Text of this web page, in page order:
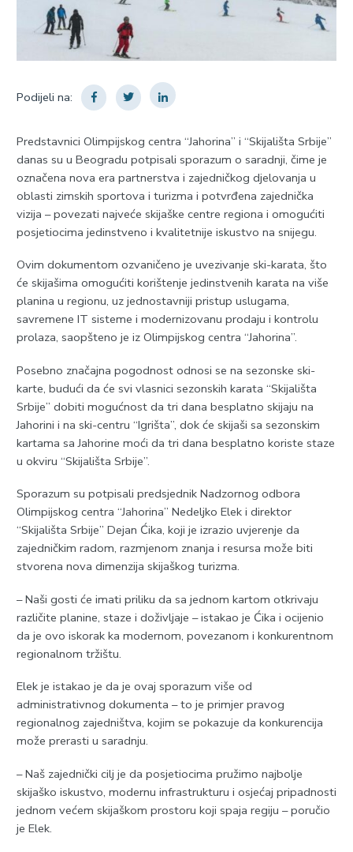
Podijeli na:
Predstavnici Olimpijskog centra “Јahorina” i “Skijališta Srbije”
danas su u Beogradu potpisali sporazum o saradnji, čime je
označena nova era partnerstva i zajedničkog djelovanja u
oblasti zimskih sportova i turizma i potvrđena zajednička
vizija – povezati najveće skijaške centre regiona i omogućiti
posjetiocima jedinstveno i kvalitetnije iskustvo na snijegu.
Ovim dokumentom ozvaničeno je uvezivanje ski-karata, što
će skijašima omogućiti korištenje jedinstvenih karata na više
planina u regionu, uz jednostavniji pristup uslugama,
savremene IT sisteme i modernizovanu prodaju i kontrolu
prolaza, saopšteno je iz Olimpijskog centra “Јahorina”.
Posebno značajna pogodnost odnosi se na sezonske ski-
karte, budući da će svi vlasnici sezonskih karata “Skijališta
Srbije” dobiti mogućnost da tri dana besplatno skijaju na
Јahorini i na ski-centru “Igrišta”, dok će skijaši sa sezonskim
kartama sa Јahorine moći da tri dana besplatno koriste staze
u okviru “Skijališta Srbije”.
Sporazum su potpisali predsjednik Nadzornog odbora
Olimpijskog centra “Јahorina” Nedeljko Elek i direktor
“Skijališta Srbije” Dejan Ćika, koji je izrazio uvjerenje da
zajedničkim radom, razmjenom znanja i resursa može biti
stvorena nova dimenzija skijaškog turizma.
– Naši gosti će imati priliku da sa jednom kartom otkrivaju
različite planine, staze i doživljaje – istakao je Ćika i ocijenio
da je ovo iskorak ka modernom, povezanom i konkurentnom
regionalnom tržištu.
Elek je istakao je da je ovaj sporazum više od
administrativnog dokumenta – to je primjer pravog
regionalnog zajedništva, kojim se pokazuje da konkurencija
može prerasti u saradnju.
– Naš zajednički cilj je da posjetiocima pružimo najbolje
skijaško iskustvo, modernu infrastrukturu i osjećaj pripadnosti
jednom većem skijaškom prostoru koji spaja regiju – poručio
je Elek.